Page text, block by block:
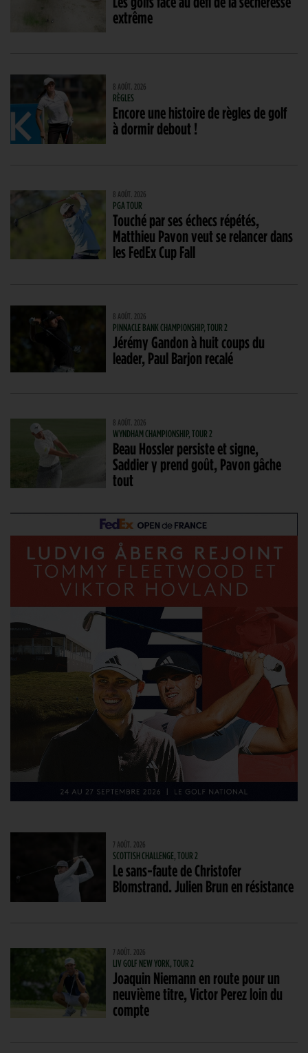
extrême
8 AOÛT. 2026
RÈGLES
Encore une histoire de règles de golf
à dormir debout !
8 AOÛT. 2026
PGA TOUR
Touché par ses échecs répétés,
Matthieu Pavon veut se relancer dans
les FedEx Cup Fall
8 AOÛT. 2026
PINNACLE BANK CHAMPIONSHIP, TOUR 2
Jérémy Gandon à huit coups du
leader, Paul Barjon recalé
8 AOÛT. 2026
WYNDHAM CHAMPIONSHIP, TOUR 2
Beau Hossler persiste et signe,
Saddier y prend goût, Pavon gâche
tout
7 AOÛT. 2026
SCOTTISH CHALLENGE, TOUR 2
Le sans-faute de Christofer
Blomstrand. Julien Brun en résistance
7 AOÛT. 2026
LIV GOLF NEW YORK, TOUR 2
Joaquin Niemann en route pour un
neuvième titre, Victor Perez loin du
compte